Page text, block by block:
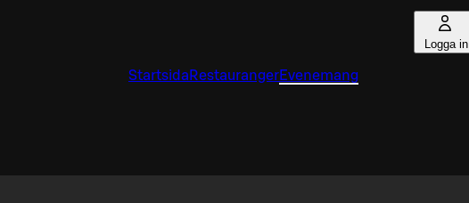
Logga in
Startsida RestaurangerEvenemang